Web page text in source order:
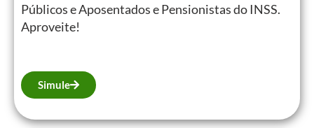
Públicos e Aposentados e Pensionistas do INSS.
Aproveite!
Simule